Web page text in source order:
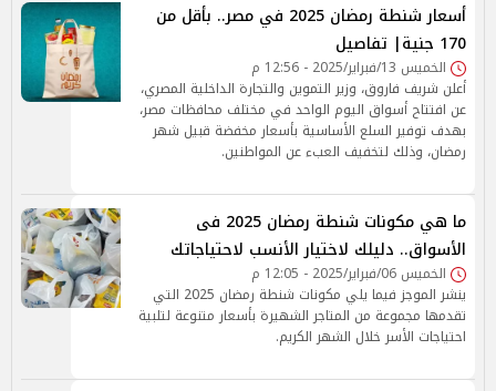
أسعار شنطة رمضان 2025 في مصر.. بأقل من
170 جنية| تفاصيل
الخميس 13/فبراير/2025 - 12:56 م
أعلن شريف فاروق، وزير التموين والتجارة الداخلية المصري،
عن افتتاح أسواق اليوم الواحد في مختلف محافظات مصر،
بهدف توفير السلع الأساسية بأسعار مخفضة قبيل شهر
رمضان، وذلك لتخفيف العبء عن المواطنين.
ما هي مكونات شنطة رمضان 2025 فى
الأسواق.. دليلك لاختيار الأنسب لاحتياجاتك
الخميس 06/فبراير/2025 - 12:05 م
ينشر الموجز فيما يلي مكونات شنطة رمضان 2025 التي
تقدمها مجموعة من المتاجر الشهيرة بأسعار متنوعة لتلبية
احتياجات الأسر خلال الشهر الكريم.